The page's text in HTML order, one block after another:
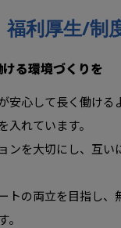
福利厚生/制
る環境づくりを
安心して長く働ける
入れています。
ンを大切にし、互い
トの両立を目指し、